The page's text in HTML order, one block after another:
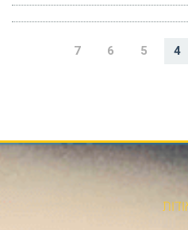
4
5
6
7